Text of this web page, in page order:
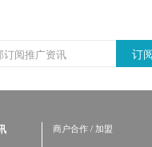
订
商户合作 / 加盟